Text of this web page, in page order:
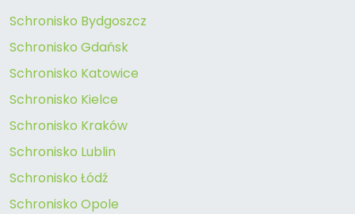
Schronisko Bydgoszcz
Schronisko Gdańsk
Schronisko Katowice
Schronisko Kielce
Schronisko Kraków
Schronisko Lublin
Schronisko Łódź
Schronisko Opole